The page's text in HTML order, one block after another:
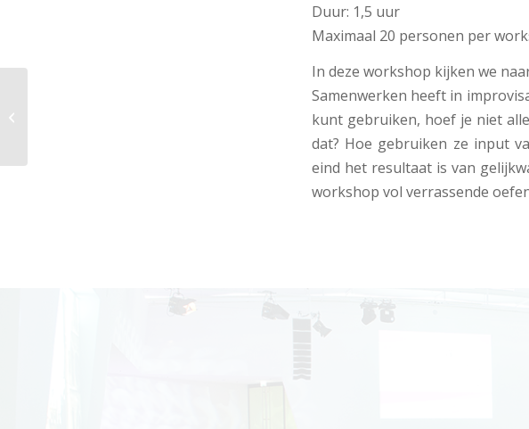
Duur: 1,5 uur
Maximaal 20 personen per
In deze workshop kijken we
Samenwerken heeft in
kunt gebruiken, hoef je niet
dat? Hoe gebruiken ze input
eind het resultaat is van
workshop vol verrassende